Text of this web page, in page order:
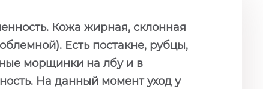
Кожа жирная, склонная
Есть постакне, рубцы,
морщинки на лбу и в
На данный момент уход у